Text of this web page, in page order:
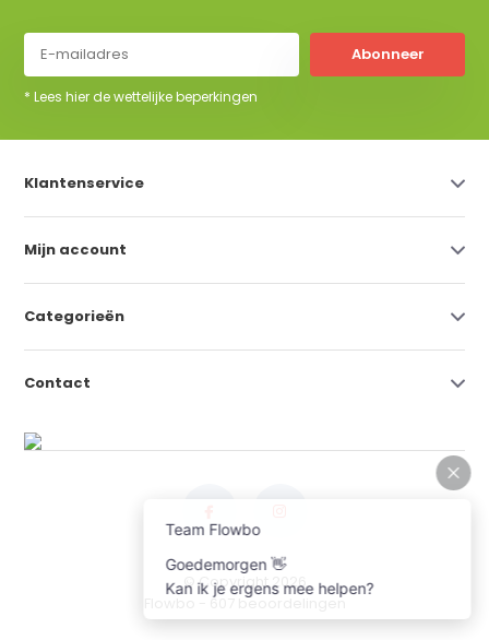
Abonneer
* Lees hier de wettelijke beperkingen
Klantenservice
Mijn account
Categorieën
Contact
© Copyright 2026
- 607 beoordelingen